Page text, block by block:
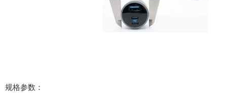
规格参数：